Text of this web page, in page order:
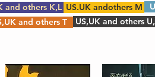
and others K,L
and others T
US,UK and others
US.UK andothers M